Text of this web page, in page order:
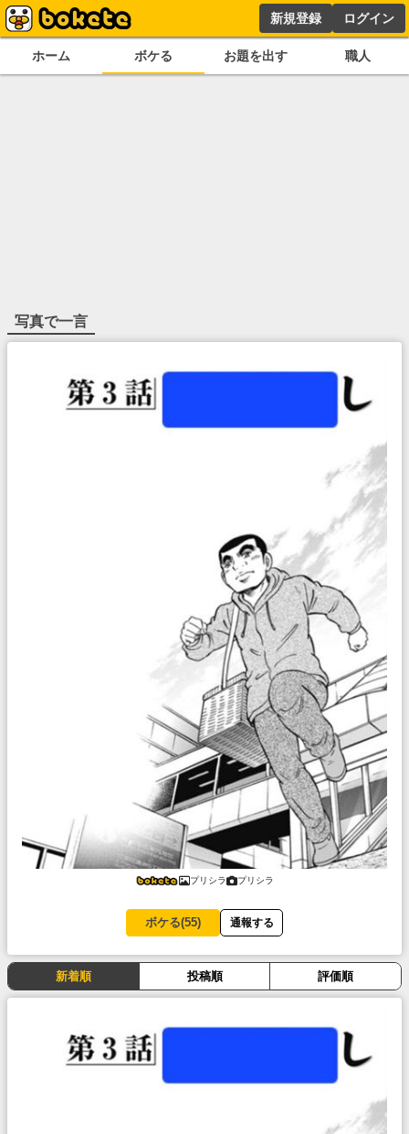
新規登録 ログイン
ホーム ボケる お題を出す 職人
写真で一言
プリシラ プリシラ
ボケる(55) 通報する
新着順 投稿順 評価順